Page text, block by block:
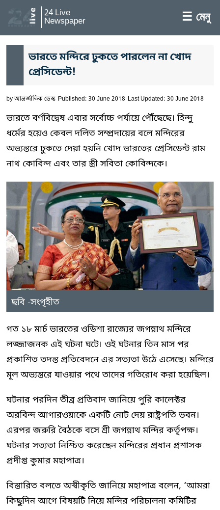
24 Live
Newspaper ☰ মেনু
ভারতে মন্দিরে ঢুকতে পারলেন না খোদ
প্রেসিডেন্ট!
byআন্তর্জাতিক ডেস্ক Published: 30 June 2018 Last Updated: 30 June 2018
ভারতে বর্ণবিদ্বেষ এবার সর্বোচ্চ পর্যায়ে পৌঁছেছে। হিন্দু
ধর্মের হয়েও কেবল দলিত সম্প্রদায়ের বলে মন্দিরের
অভ্যন্তরে ঢুকতে দেয়া হয়নি খোদ ভারতের প্রেসিডেন্ট রাম
নাথ কোবিন্দ এবং তার স্ত্রী সবিতা কোবিন্দকে।
ছবি -সংগৃহীত
গত ১৮ মার্চ ভারতের ওডিশা রাজ্যের জগন্নাথ মন্দিরে
লজ্জাজনক এই ঘটনা ঘটে। ওই ঘটনার তিন মাস পর
প্রকাশিত তদন্ত প্রতিবেদনে এর সত্যতা উঠে এসেছে। মন্দিরে
মূল অভ্যন্তরে যাওয়ার পথে তাদের গতিরোধ করা হয়েছিল।
ঘটনার পরদিন তীব্র প্রতিবাদ জানিয়ে পুরি কালেক্টর
অরবিন্দ আগারওয়াকে একটি নোট দেয় রাষ্ট্রপতি ভবন।
এরপর জরুরি বৈঠকে বসে শ্রী জগন্নাথ মন্দির কর্তৃপক্ষ।
ঘটনার সত্যতা নিশ্চিত করেছেন মন্দিরের প্রধান প্রশাসক
প্রদীপ্ত কুমার মহাপাত্র।
বিস্তারিত বলতে অস্বীকৃতি জানিয়ে মহাপাত্র বলেন, ‘আমরা
কিছুদিন আগে বিষয়টি নিয়ে মন্দির পরিচালনা কমিটির